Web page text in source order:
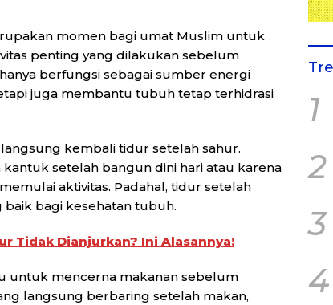
momen bagi umat Muslim untuk
penting yang dilakukan sebelum
berfungsi sebagai sumber energi
juga membantu tubuh tetap terhidrasi
kembali tidur setelah sahur.
setelah bangun dini hari atau karena
aktivitas. Padahal, tidur setelah
bagi kesehatan tubuh.
Tidak Dianjurkan? Ini Alasannya!
untuk mencerna makanan sebelum
langsung berbaring setelah makan,
1
2
3
4